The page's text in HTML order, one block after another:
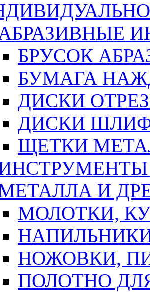
БРУСОК
БУМАГА
ДИСКИ
ДИСКИ
ЩЕТКИ
И
МОЛОТКИ,
НОЖОВКИ,
ПОЛОТНО